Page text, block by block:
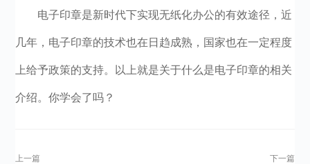
电子印章是新时代下实现无纸化办公的有效途径，近
几年，电子印章的技术也在日趋成熟，国家也在一定程度
上给予政策的支持。以上就是关于什么是电子印章的相关
介绍。你学会了吗？
上一篇 下一篇